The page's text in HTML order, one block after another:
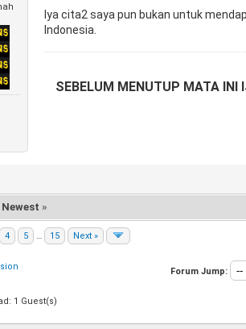
Iya cita2 saya pun bukan untuk
Indonesia.
SEBELUM MENUTUP MATA
»
4 5 … 15 Next »
Forum Jump:
1 Guest(s)